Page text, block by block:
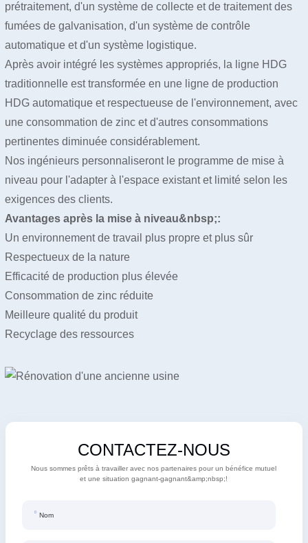
prétraitement, d'un système de collecte et de traitement des
fumées de galvanisation, d'un système de contrôle
automatique et d'un système logistique.
Après avoir intégré les systèmes appropriés, la ligne HDG
traditionnelle est transformée en une ligne de production
HDG automatique et respectueuse de l'environnement, avec
une consommation de zinc et d'autres consommations
pertinentes diminuée considérablement.
Nos ingénieurs personnaliseront le programme de mise à
niveau pour l'adapter à l'espace existant et limité selon les
exigences des clients.
Avantages après la mise à niveau&nbsp;:
Un environnement de travail plus propre et plus sûr
Respectueux de la nature
Efficacité de production plus élevée
Consommation de zinc réduite
Meilleure qualité du produit
Recyclage des ressources
CONTACTEZ-NOUS
Nous sommes prêts à travailler avec nos partenaires pour un bénéfice mutuel
et une situation gagnant-gagnant&amp;nbsp;!
Nom